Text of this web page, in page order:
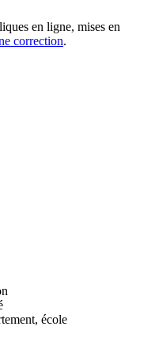
en ligne, mises en
correction.
école